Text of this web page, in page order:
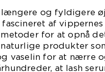
og fyldigere
af vippernes
for at opnå
produkter
vaselin for at nærre
at lash